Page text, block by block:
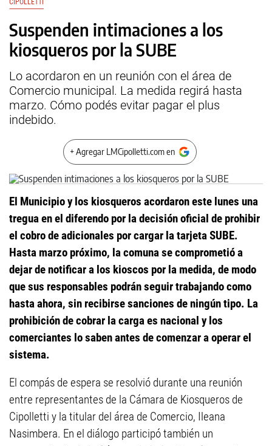
CIPOLLETTI
Suspenden intimaciones a los
kiosqueros por la SUBE
Lo acordaron en un reunión con el área de
Comercio municipal. La medida regirá hasta
marzo. Cómo podés evitar pagar el plus
indebido.
+ Agregar LMCipolletti.com en
El Municipio y los kiosqueros acordaron este lunes una
tregua en el diferendo por la decisión oficial de prohibir
el cobro de adicionales por cargar la tarjeta SUBE.
Hasta marzo próximo, la comuna se comprometió a
dejar de notificar a los kioscos por la medida, de modo
que sus responsables podrán seguir trabajando como
hasta ahora, sin recibirse sanciones de ningún tipo. La
prohibición de cobrar la carga es nacional y los
comerciantes lo saben antes de comenzar a operar el
sistema.
El compás de espera se resolvió durante una reunión
entre representantes de la Cámara de Kiosqueros de
Cipolletti y la titular del área de Comercio, Ileana
Nasimbera. En el diálogo participó también un